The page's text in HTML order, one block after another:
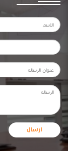
ارسال